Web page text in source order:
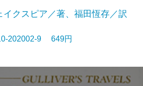
イクスピア／著、福田恆存／訳
202002-9 649円